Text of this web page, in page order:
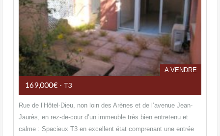
A VENDRE
169,000€ - T3
Rue de l’Hôtel-Dieu, non loin des Arènes et de l’avenue Jean-
Jaurès, en rez-de-cour d’un immeuble très bien entretenu et
calme : Spacieux T3 en excellent état comprenant une entrée